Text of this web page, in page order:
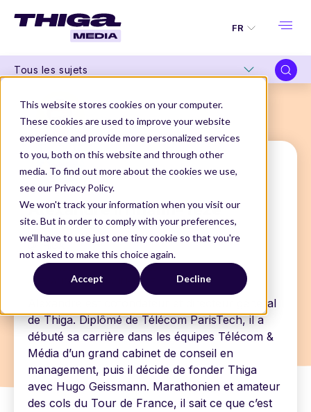
This website stores cookies on your computer.
These cookies are used to improve your website
experience and provide more personalized services
to you, both on this website and through other
media. To find out more about the cookies we use,
see our Privacy Policy.
We won't track your information when you visit our
site. But in order to comply with your preferences,
we'll have to use just one tiny cookie so that you're
not asked to make this choice again.
Accept Decline
FR
Tous les sujets
THIGA MEDIA
NOS AUTEURS
ALEXANDRE IRRMANN-TÉZÉ
Alexandre Irrmann-Tézé
Co-founder & Managing Director
Alexandre est cofondateur et directeur général
de Thiga. Diplômé de Télécom ParisTech, il a
débuté sa carrière dans les équipes Télécom &
Média d’un grand cabinet de conseil en
management, puis il décide de fonder Thiga
avec Hugo Geissmann. Marathonien et amateur
des cols du Tour de France, il sait ce que c’est